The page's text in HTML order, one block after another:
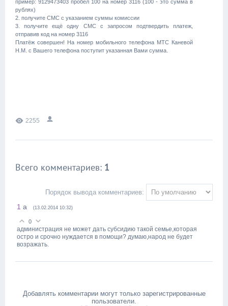
пример: 9129473403 пробел 100 на номер 3116 (100 - это сумма в
рублях)
2. получите СМС с указанием суммы комиссии
3. получите ещё одну СМС с запросом подтвердить платеж,
отправив код на номер 3116
Платёж совершен! На номер мобильного телефона МТС Каневой
Н.М. с Вашего телефона поступит указанная Вами сумма.
2255
Всего комментариев: 1
Порядок вывода комментариев:
1 а (13.02.2014 10:32)
0
администрация не может дать субсидию такой семье,которая
остро и срочно нуждается в помощи? думаю,народ не будет
возражать.
Добавлять комментарии могут только зарегистрированные
пользователи.